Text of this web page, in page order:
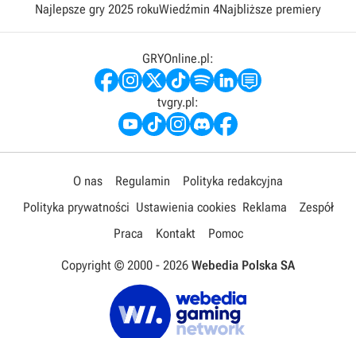
Najlepsze gry 2025 rokuWiedźmin 4Najbliższe premiery
GRYOnline.pl:
tvgry.pl:
O nas Regulamin
Polityka redakcyjna
Polityka prywatności Ustawienia cookies Reklama
Zespół
Praca
Kontakt Pomoc
Copyright © 2000 - 2026 Webedia Polska SA